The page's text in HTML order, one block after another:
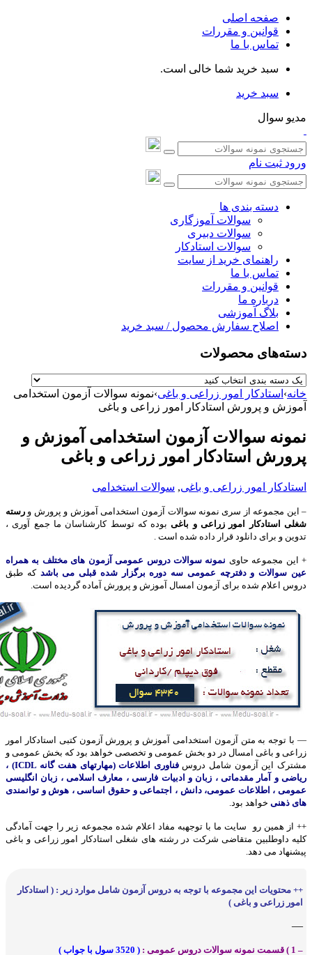
صفحه اصلی
قوانین و مقررات
تماس با ما
سبد خرید شما خالی است.
سبد خرید
مدیو سوال
ورود ثبت نام
دسته بندی ها
سوالات آموزگاری
سوالات دبیری
سوالات استادکار
راهنمای خرید از سایت
تماس با ما
قوانین و مقررات
درباره ما
بلاگ آموزشی
اصلاح سفارش محصول / سبد خرید
دسته‌های محصولات
خانه› استادکار امور زراعی و باغی›نمونه سوالات آزمون استخدامی
آموزش و پرورش استادکار امور زراعی و باغی
نمونه سوالات آزمون استخدامی آموزش و
پرورش استادکار امور زراعی و باغی
استادکار امور زراعی و باغی, سوالات استخدامی
– این مجموعه از سری نمونه سوالات آزمون استخدامی آموزش و پرورش و رسته
شغلی استادکار امور زراعی و باغی بوده که توسط کارشناسان ما جمع آوری ،
تدوین و برای دانلود قرار داده شده است .
+ این مجموعه حاوی نمونه سوالات دروس عمومی آزمون های مختلف به همراه
عین سوالات و دفترچه عمومی سه دوره برگزار شده قبلی می باشد که طبق
دروس اعلام شده برای آزمون امسال آموزش و پرورش آماده گردیده است.
— با توجه به متن آزمون استخدامی آموزش و پرورش آزمون کتبی استادکار امور
زراعی و باغی امسال در دو بخش عمومی و تخصصی خواهد بود که بخش عمومی و
مشترک این آزمون شامل دروس
فناوری اطلاعات (مهارتهای هفت گانه ICDL) ،
ریاضی و آمار مقدماتی ، زبان و ادبیات فارسی ، معارف اسلامی ، زبان انگلیسی
عمومی ، اطلاعات عمومی، دانش ، اجتماعی و حقوق اساسی ، هوش و توانمندی
های ذهنی خواهد بود.
++ از همین رو سایت ما با توجهبه مفاد اعلام شده مجموعه زیر را جهت آمادگی
کلیه داوطلبین متقاضی شرکت در رشته های شغلی استادکار امور زراعی و باغی
پیشنهاد می دهد.
++ محتویات این مجموعه با توجه به دروس آزمون شامل موارد زیر : ( استادکار
امور زراعی و باغی )
—
– 1 ) قسمت نمونه سوالات دروس عمومی : ( 3520 سول با جواب )